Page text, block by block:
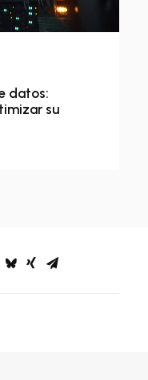
datos:
su